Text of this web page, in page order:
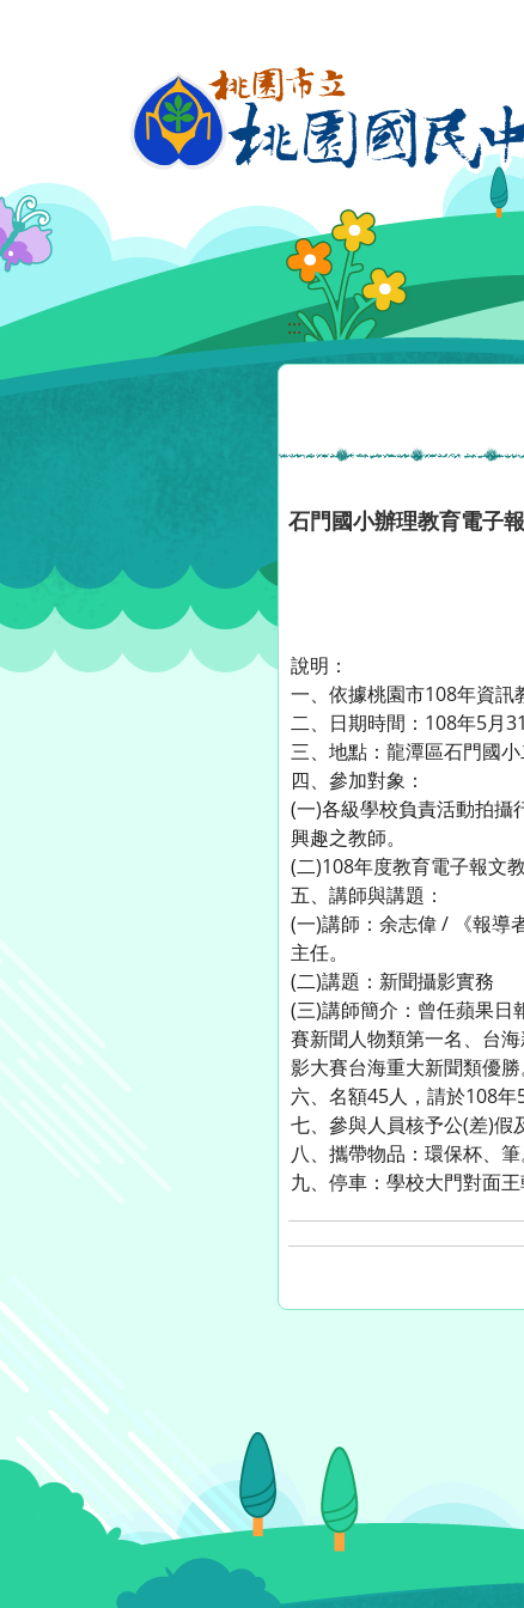
:::
石門國小辦理教育電子
說明：
一、依據桃園市108年資訊
二、日期時間：108年5月
三、地點：龍潭區石門國小
四、參加對象：
(一)各級學校負責活動拍攝
興趣之教師。
(二)108年度教育電子報文
五、講師與講題：
(一)講師：余志偉 / 《報導
主任。
(二)講題：新聞攝影實務
(三)講師簡介：曾任蘋果日
賽新聞人物類第一名、台
影大賽台海重大新聞類優勝
六、名額45人，請於108年
七、參與人員核予公(差)假
八、攜帶物品：環保杯、筆
九、停車：學校大門對面王